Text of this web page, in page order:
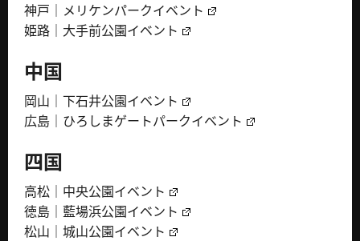
神戸｜メリケンパークイベント
姫路｜大手前公園イベント
中国
岡山｜下石井公園イベント
広島｜ひろしまゲートパークイベント
四国
高松｜中央公園イベント
徳島｜藍場浜公園イベント
松山｜城山公園イベント